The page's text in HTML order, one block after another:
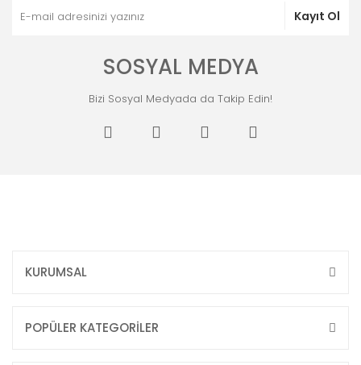
Kayıt Ol
SOSYAL MEDYA
Bizi Sosyal Medyada da Takip Edin!
KURUMSAL
POPÜLER KATEGORİLER